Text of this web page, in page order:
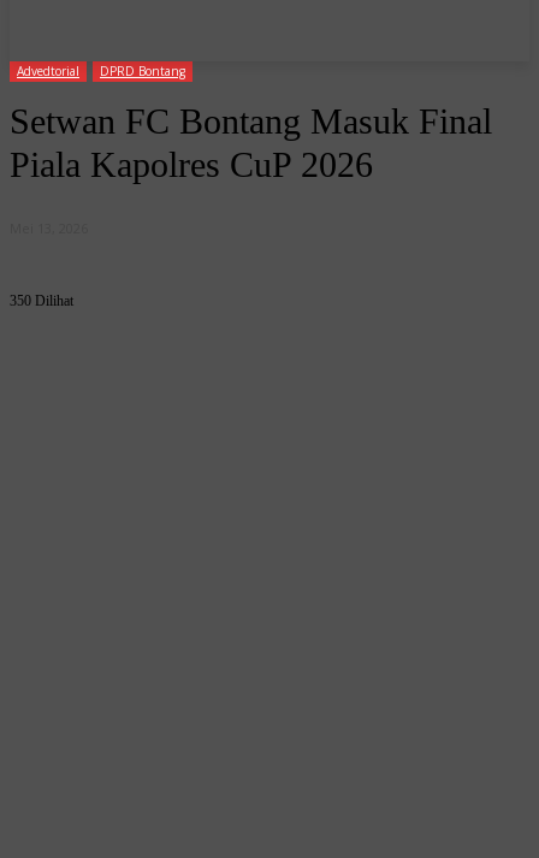
Advedtorial DPRD Bontang
Setwan FC Bontang Masuk Final
Piala Kapolres CuP 2026
350 Dilihat